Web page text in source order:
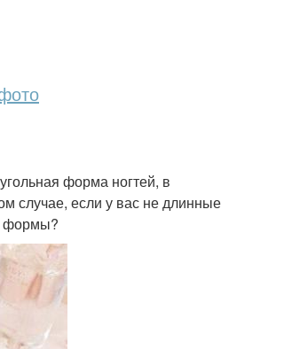
форма ногтей, в
случае, если у вас не длинные
формы?